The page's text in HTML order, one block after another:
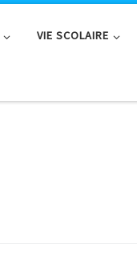
VIE SCOLAIRE